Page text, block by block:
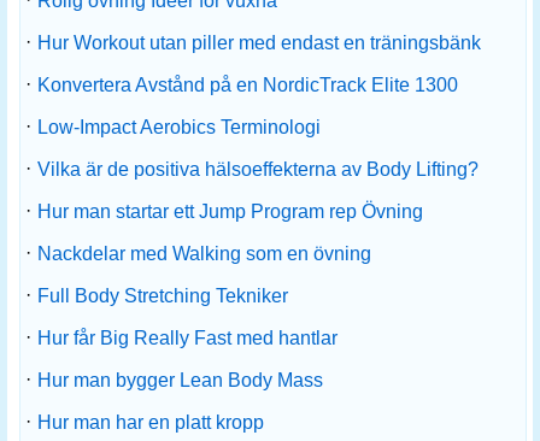
· Hur Workout utan piller med endast en träningsbänk
· Konvertera Avstånd på en NordicTrack Elite 1300
· Low-Impact Aerobics Terminologi
· Vilka är de positiva hälsoeffekterna av Body Lifting?
· Hur man startar ett Jump Program rep Övning
· Nackdelar med Walking som en övning
· Full Body Stretching Tekniker
· Hur får Big Really Fast med hantlar
· Hur man bygger Lean Body Mass
· Hur man har en platt kropp